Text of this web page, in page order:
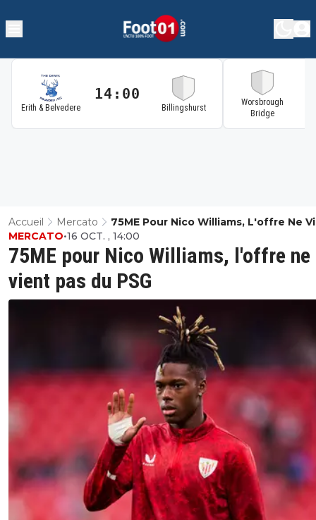
Erith & Belvedere
14:00
Billingshurst
Worsbrough
Bridge
Accueil Mercato
75ME Pour Nico Williams, L'offre Ne
Pas Du PSG
75ME pour Nico Williams, l'offre ne
vient pas du PSG
MERCATO•16 OCT. , 14:00